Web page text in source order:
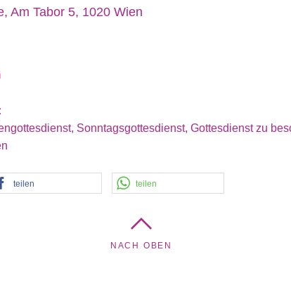
Am Tabor 5, 1020 Wien
Sonntagsgottesdienst, Gottesdienst zu
teilen teilen
NACH OBEN